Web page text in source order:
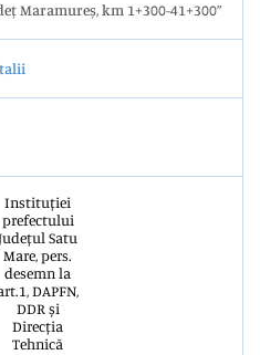
Maramureș, km 1+300-41+300”
Instituției
prefectului
Satu
Mare, pers.
desemn la
DAPFN,
DDR și
Direcția
Tehnică